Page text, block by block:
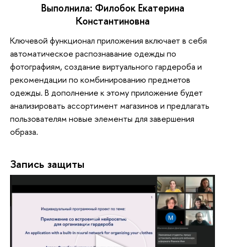
Выполнила: Филобок Екатерина
Константиновна
Ключевой функционал приложения включает в себя
автоматическое распознавание одежды по
фотографиям, создание виртуального гардероба и
рекомендации по комбинированию предметов
одежды. В дополнение к этому приложение будет
анализировать ассортимент магазинов и предлагать
пользователям новые элементы для завершения
образа.
Запись защиты